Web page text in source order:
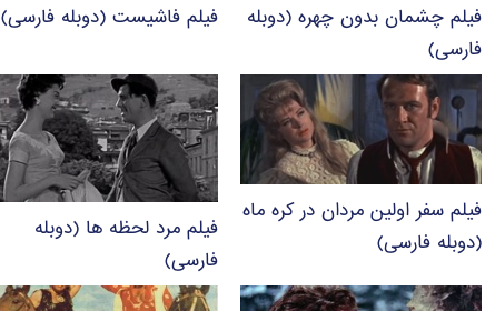
فیلم چشمان بدون چهره (دوبله
فارسی)
فیلم فاشیست (دوبله فارسی)
فیلم سفر اولین مردان در کره ماه
(دوبله فارسی)
فیلم مرد لحظه ها (دوبله
فارسی)